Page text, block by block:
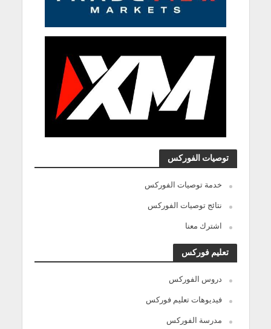
توصيات الفوركس
خدمة توصيات الفوركس
نتائج توصيات الفوركس
اشترك معنا
تعليم فوركس
دروس الفوركس
فيديوهات تعليم فوركس
مدرسة الفوركس